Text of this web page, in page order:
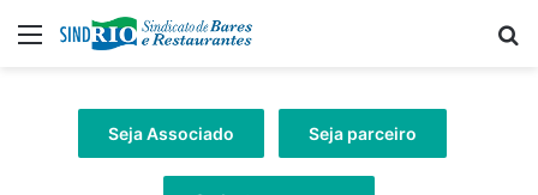
Menu
Seja Associado Seja parceiro